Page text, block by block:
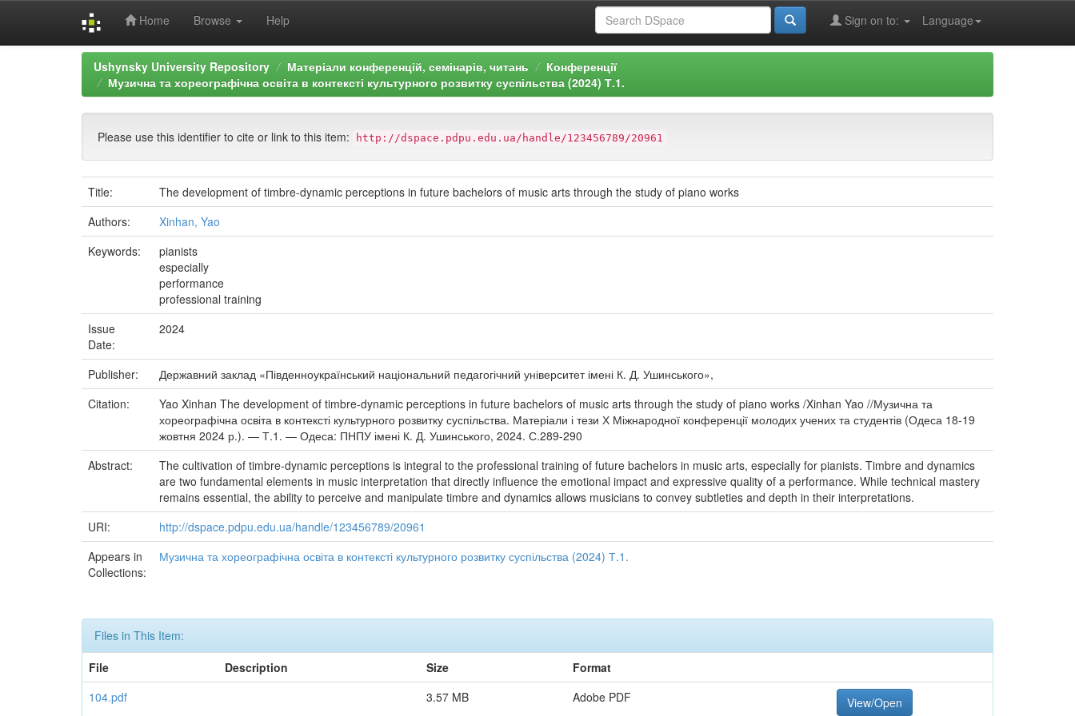
Home Browse Help Language
Sign on to:
Ushynsky University Repository Матеріали конференцій, семінарів, читань
Конференції
Музична та хореографічна освіта в контексті культурного розвитку суспільства (2024) Т.1.
Please use this identifier to cite or link to this item: http://dspace.pdpu.edu.ua/handle/123456789/20961
Title:
The development of timbre-dynamic perceptions in future bachelors of music arts through the study of piano works
Authors:
Xinhan, Yao
Keywords:
pianists
especially
performance
professional training
Issue
Date:
2024
Publisher:
Державний заклад «Південноукраїнський національний педагогічний університет імені К. Д. Ушинського»,
Citation:
Yao Xinhan The development of timbre-dynamic perceptions in future bachelors of music arts through the study of piano works /Xinhan Yao //Музична та
хореографічна освіта в контексті культурного розвитку суспільства. Матеріали і тези Х Міжнародної конференції молодих учених та студентів (Одеса 18-19
жовтня 2024 р.). ― Т.1. ― Одеса: ПНПУ імені К. Д. Ушинського, 2024. С.289-290
Abstract:
The cultivation of timbre-dynamic perceptions is integral to the professional training of future bachelors in music arts, especially for pianists. Timbre and dynamics
are two fundamental elements in music interpretation that directly influence the emotional impact and expressive quality of a performance. While technical mastery
remains essential, the ability to perceive and manipulate timbre and dynamics allows musicians to convey subtleties and depth in their interpretations.
URI:
http://dspace.pdpu.edu.ua/handle/123456789/20961
Appears in
Collections:
Музична та хореографічна освіта в контексті культурного розвитку суспільства (2024) Т.1.
Files in This Item:
File
Description Size
Format
104.pdf
3.57 MB Adobe PDF View/Open